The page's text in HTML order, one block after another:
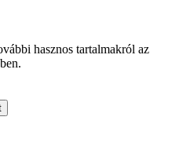
hasznos tartalmakról az